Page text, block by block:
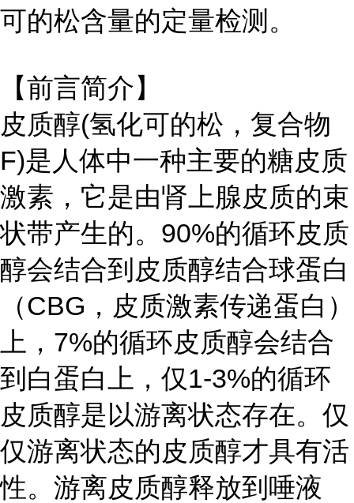
可的松含量的定量检测。
【前言简介】
皮质醇(氢化可的松，复合物
F)是人体中一种主要的糖皮质
激素，它是由肾上腺皮质的束
状带产生的。90%的循环皮质
醇会结合到皮质醇结合球蛋白
（CBG，皮质激素传递蛋白）
上，7%的循环皮质醇会结合
到白蛋白上，仅1-3%的循环
皮质醇是以游离状态存在。仅
仅游离状态的皮质醇才具有活
性。游离皮质醇释放到唾液